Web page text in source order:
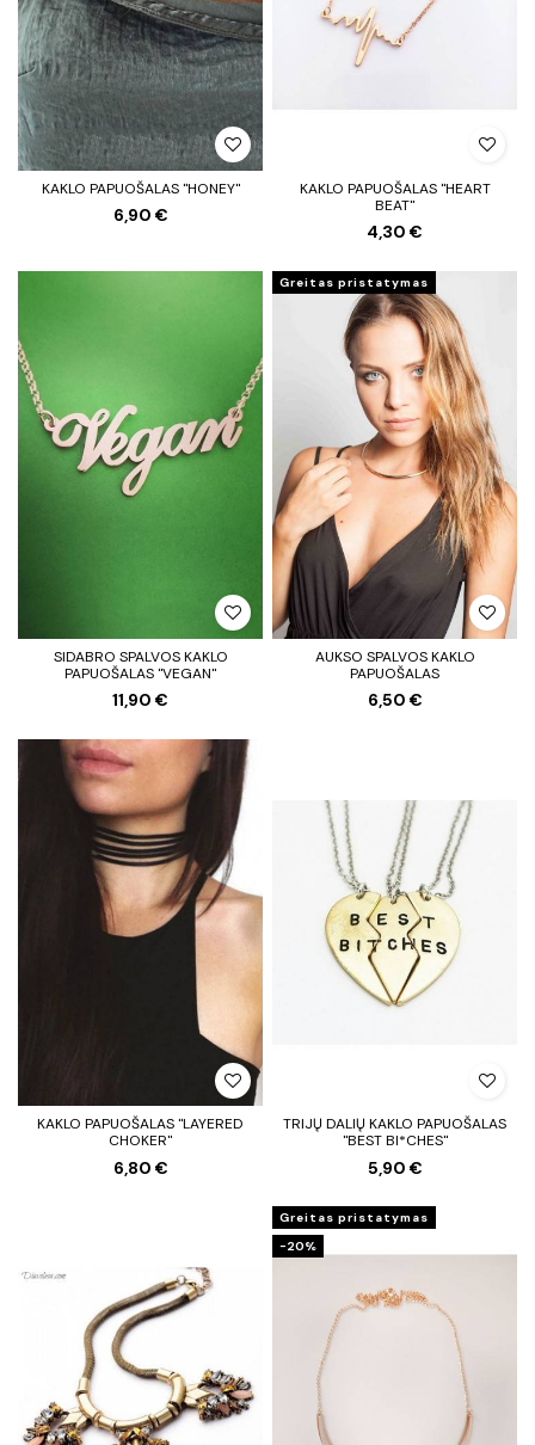
KAKLO PAPUOŠALAS "HONEY"
6,90 €
KAKLO PAPUOŠALAS "HEART
BEAT"
4,30 €
SIDABRO SPALVOS KAKLO
PAPUOŠALAS "VEGAN"
11,90 €
Greitas pristatymas
AUKSO SPALVOS KAKLO
PAPUOŠALAS
6,50 €
KAKLO PAPUOŠALAS "LAYERED
CHOKER"
6,80 €
TRIJŲ DALIŲ KAKLO PAPUOŠALAS
"BEST BI*CHES"
5,90 €
Greitas pristatymas
−20%